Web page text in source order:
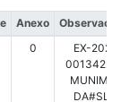
Anexo
0
EX-